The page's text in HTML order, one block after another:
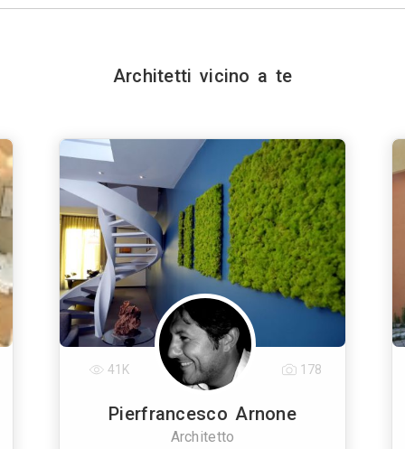
Architetti vicino a te
Pierfrancesco Arnone
Architetto
41K 178